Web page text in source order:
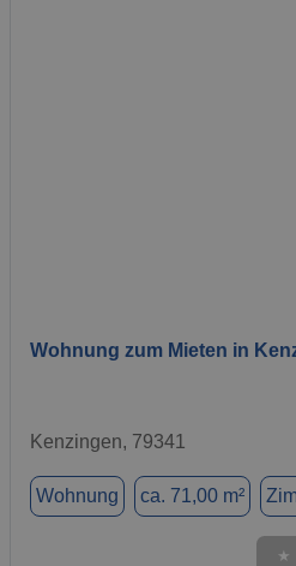
Wohnung zum Mieten in
Kenzingen, 79341
Wohnung ca. 71,00 m²
★